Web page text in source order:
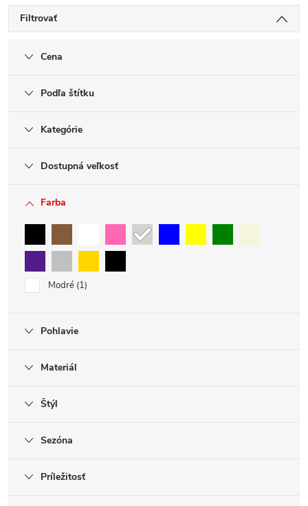
Filtrovať
Cena
Podľa štítku
Kategórie
Dostupná veľkosť
Farba
Modré 1
Pohlavie
Materiál
Štýl
Sezóna
Príležitosť